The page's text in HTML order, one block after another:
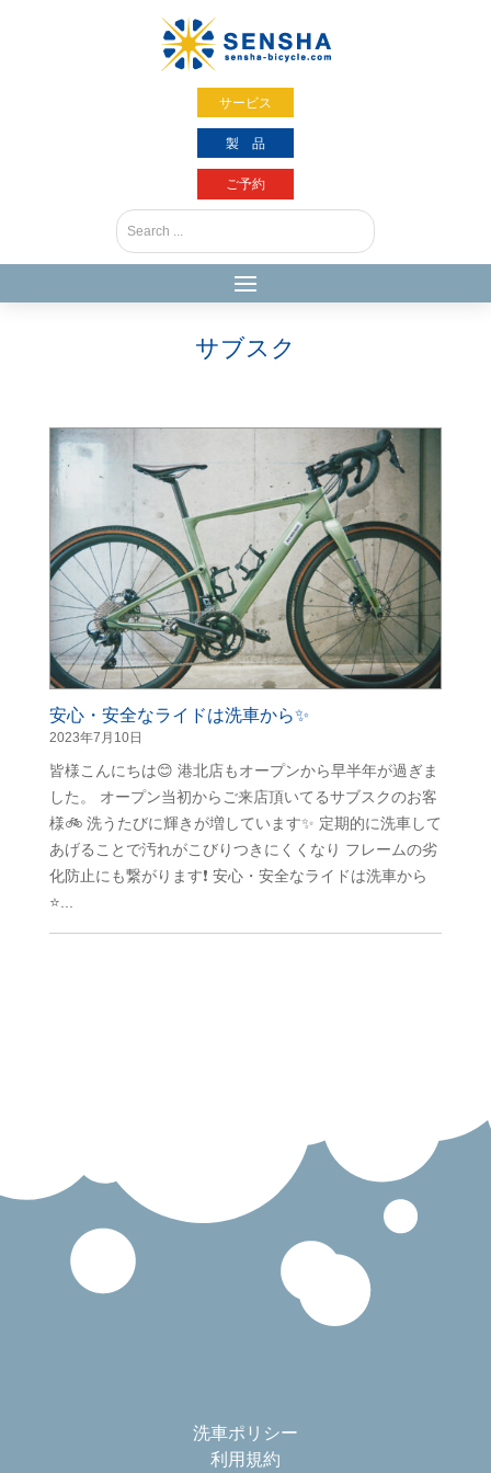
サービス
製 品
ご予約
サブスク
安心・安全なライドは洗車から✨
2023年7月10日
皆様こんにちは😊 港北店もオープンから早半年が過ぎま
した。 オープン当初からご来店頂いてるサブスクのお客
様🚲 洗うたびに輝きが増しています✨ 定期的に洗車して
あげることで汚れがこびりつきにくくなり フレームの劣
化防止にも繋がります❗️ 安心・安全なライドは洗車から
⭐️...
洗車ポリシー
利用規約